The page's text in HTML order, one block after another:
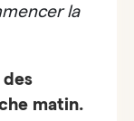
la
des
matin.